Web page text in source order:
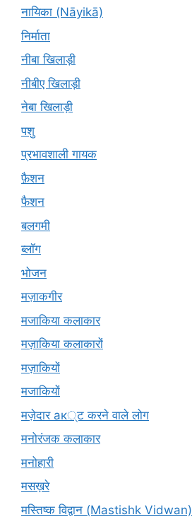
नायिका (Nāyikā)
निर्माता
नीबा खिलाड़ी
नीबीए खिलाड़ी
नेबा खिलाड़ी
पशु
प्रभावशाली गायक
फ़ैशन
फैशन
बलगमी
ब्लॉग
भोजन
मज़ाकगीर
मजाकिया कलाकार
मज़ाकिया कलाकारों
मज़ाकियों
मजाकियों
मज़ेदार ак्ट करने वाले लोग
मनोरंजक कलाकार
मनोहारी
मसख़रे
मस्तिष्क विद्वान (Mastishk Vidwan)